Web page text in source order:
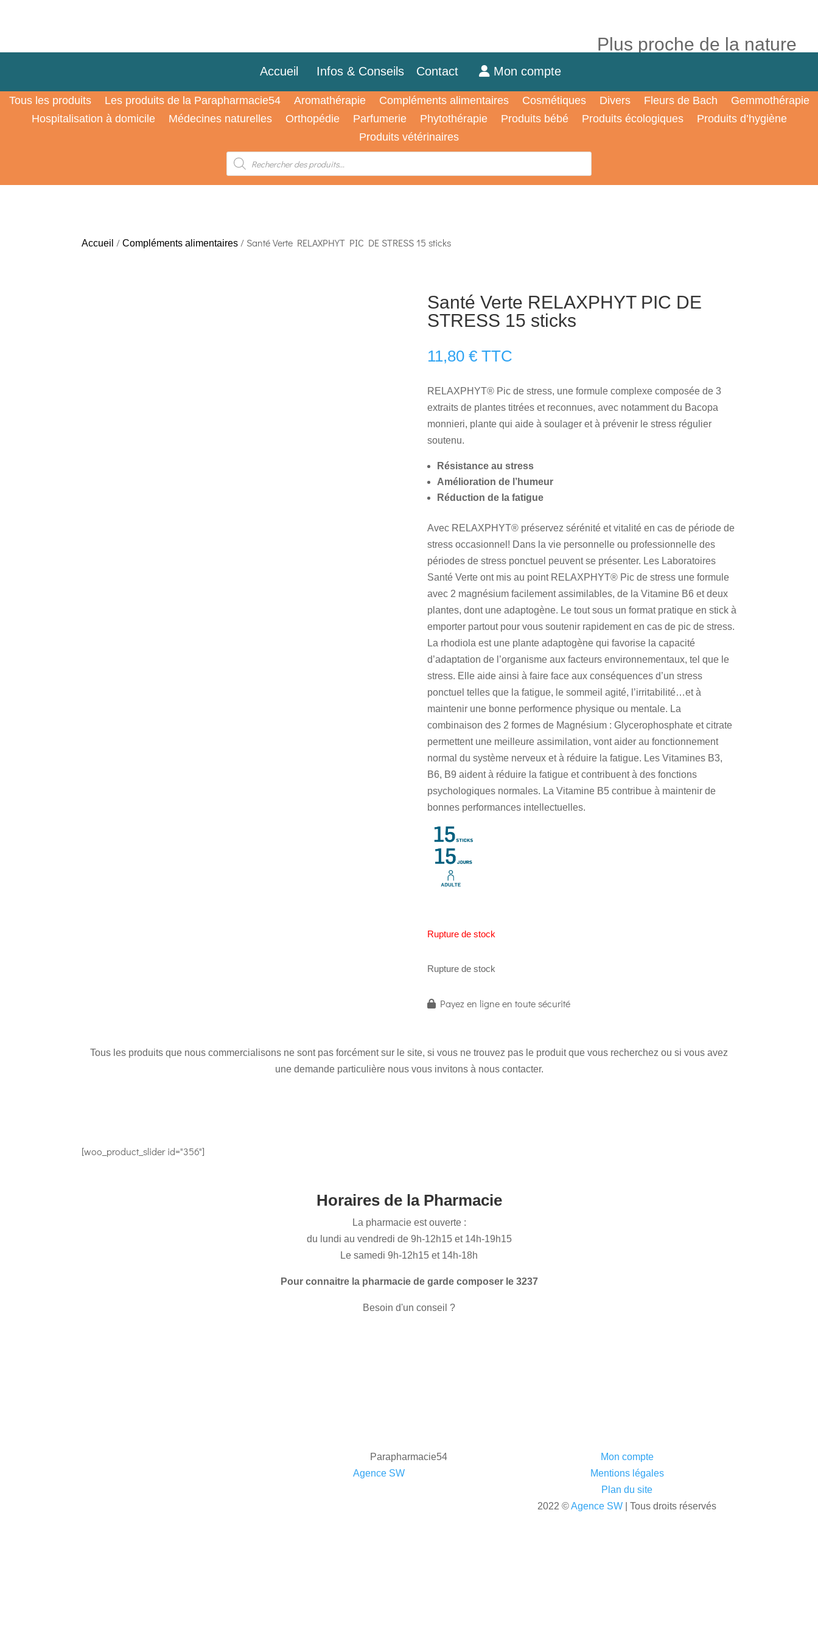
Plus proche de la nature
Accueil Infos & Conseils Contact Mon compte
Tous les produits Les produits de la Parapharmacie54 Aromathérapie Compléments alimentaires Cosmétiques Divers Fleurs de Bach
Gemmothérapie
Hospitalisation à domicile
Médecines naturelles Orthopédie Parfumerie Phytothérapie Produits bébé Produits écologiques
Produits d’hygiène
Produits vétérinaires
Recherche
produits
Accueil /Compléments alimentaires / Santé Verte RELAXPHYT PIC DE STRESS 15 sticks
Santé Verte RELAXPHYT PIC DE
STRESS 15 sticks
11,80 € TTC
RELAXPHYT® Pic de stress, une formule complexe composée de 3
extraits de plantes titrées et reconnues, avec notamment du Bacopa
monnieri, plante qui aide à soulager et à prévenir le stress régulier
soutenu.
Résistance au stress
Amélioration de l’humeur
Réduction de la fatigue
Avec RELAXPHYT® préservez sérénité et vitalité en cas de période de
stress occasionnel! Dans la vie personnelle ou professionnelle des
périodes de stress ponctuel peuvent se présenter. Les Laboratoires
Santé Verte ont mis au point RELAXPHYT® Pic de stress une formule
avec 2 magnésium facilement assimilables, de la Vitamine B6 et deux
plantes, dont une adaptogène. Le tout sous un format pratique en stick à
emporter partout pour vous soutenir rapidement en cas de pic de stress.
La rhodiola est une plante adaptogène qui favorise la capacité
d’adaptation de l’organisme aux facteurs environnementaux, tel que le
stress. Elle aide ainsi à faire face aux conséquences d’un stress
ponctuel telles que la fatigue, le sommeil agité, l’irritabilité…et à
maintenir une bonne performence physique ou mentale. La
combinaison des 2 formes de Magnésium : Glycerophosphate et citrate
permettent une meilleure assimilation, vont aider au fonctionnement
normal du système nerveux et à réduire la fatigue. Les Vitamines B3,
B6, B9 aident à réduire la fatigue et contribuent à des fonctions
psychologiques normales. La Vitamine B5 contribue à maintenir de
bonnes performances intellectuelles.
Rupture de stock
Rupture de stock
Payez en ligne en toute sécurité
Tous les produits que nous commercialisons ne sont pas forcément sur le site, si vous ne trouvez pas le produit que vous recherchez ou si vous avez
une demande particulière nous vous invitons à nous contacter.
[woo_product_slider id="356"]
Horaires de la Pharmacie
La pharmacie est ouverte :
du lundi au vendredi de 9h-12h15 et 14h-19h15
Le samedi 9h-12h15 et 14h-18h
Pour connaitre la pharmacie de garde composer le 3237
Besoin d'un conseil ?
Parapharmacie54
Agence SW| Tous droits réservés
Mon compte
Mentions légales
Plan du site
2022 ©Agence SW | Tous droits réservés